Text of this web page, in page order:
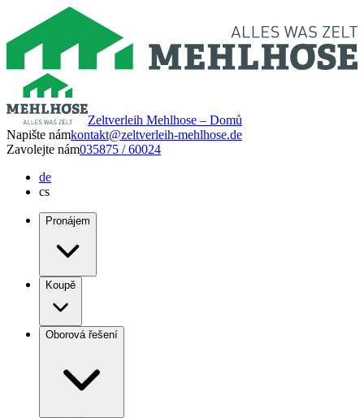
Zeltverleih Mehlhose – Domů
Napište námkontakt@zeltverleih-mehlhose.de
Zavolejte nám035875 / 60024
de
cs
Pronájem
Koupě
Oborová řešení